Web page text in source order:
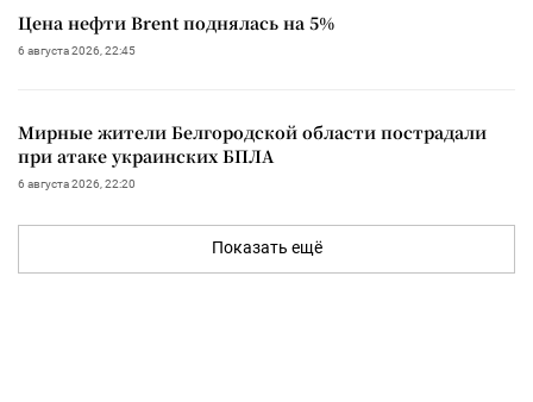
Цена нефти Brent поднялась на 5%
6 августа 2026, 22:45
Мирные жители Белгородской области пострадали
при атаке украинских БПЛА
6 августа 2026, 22:20
Показать ещё